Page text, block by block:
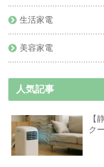
生活家電
美容家電
人気記事
【
ク